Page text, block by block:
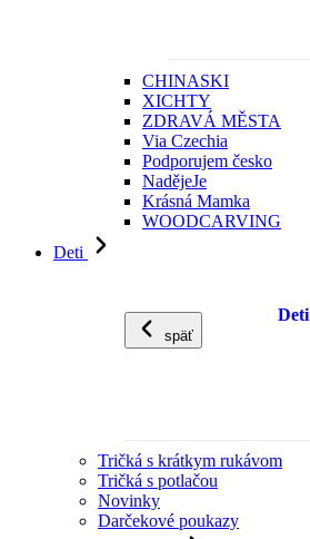
CHINASKI
XICHTY
ZDRAVÁ MĚSTA
Via Czechia
Podporujem česko
NadějeJe
Krásná Mamka
WOODCARVING
Deti
späť
Deti
Tričká s krátkym rukávom
Tričká s potlačou
Novinky
Darčekové poukazy